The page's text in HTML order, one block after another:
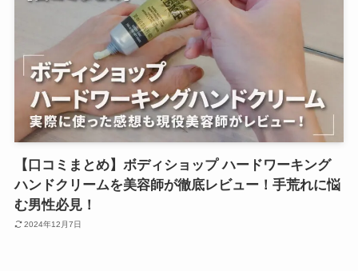
【口コミまとめ】ボディショップ ハードワーキング
ハンドクリームを美容師が徹底レビュー！手荒れに悩
む男性必見！
2024年12月7日